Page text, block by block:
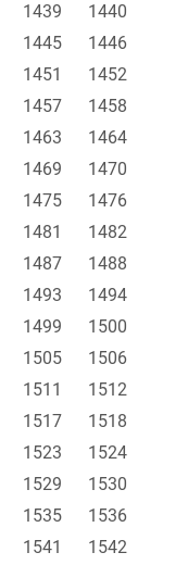
1439
1440
1445
1446
1451
1452
1457
1458
1463
1464
1469
1470
1475
1476
1481
1482
1487
1488
1493
1494
1499
1500
1505
1506
1511
1512
1517
1518
1523
1524
1529
1530
1535
1536
1541
1542